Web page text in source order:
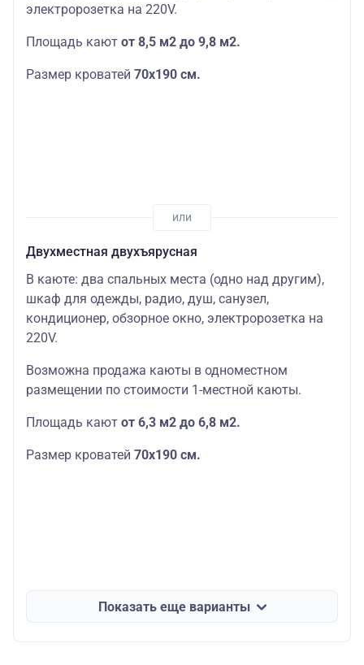
электророзетка на 220V.
Площадь кают от 8,5 м2 до 9,8 м2.
Размер кроватей 70х190 см.
Двухместная двухъярусная
В каюте: два спальных места (одно над другим),
шкаф для одежды, радио, душ, санузел,
кондиционер, обзорное окно, электророзетка на
220V.
Возможна продажа каюты в одноместном
размещении по стоимости 1-местной каюты.
Площадь кают от 6,3 м2 до 6,8 м2.
Размер кроватей 70х190 см.
Показать еще варианты